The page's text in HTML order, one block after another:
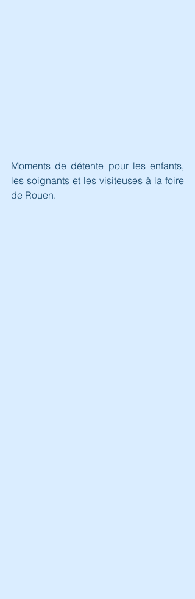
Moments de détente pour les enfants,
les soignants et les visiteuses à la foire
de Rouen.